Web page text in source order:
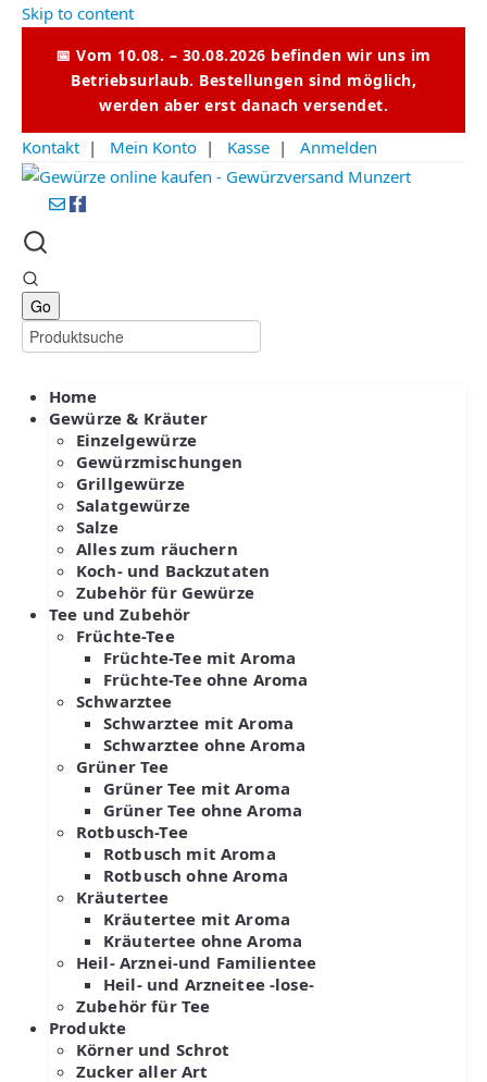
Skip to content
📅 Vom 10.08. – 30.08.2026 befinden wir uns im
Betriebsurlaub. Bestellungen sind möglich,
werden aber erst danach versendet.
Kontakt | Mein Konto | Kasse | Anmelden
Home
Gewürze & Kräuter
Einzelgewürze
Gewürzmischungen
Grillgewürze
Salatgewürze
Salze
Alles zum räuchern
Koch- und Backzutaten
Zubehör für Gewürze
Tee und Zubehör
Früchte-Tee
Früchte-Tee mit Aroma
Früchte-Tee ohne Aroma
Schwarztee
Schwarztee mit Aroma
Schwarztee ohne Aroma
Grüner Tee
Grüner Tee mit Aroma
Grüner Tee ohne Aroma
Rotbusch-Tee
Rotbusch mit Aroma
Rotbusch ohne Aroma
Kräutertee
Kräutertee mit Aroma
Kräutertee ohne Aroma
Heil- Arznei-und Familientee
Heil- und Arzneitee -lose-
Zubehör für Tee
Produkte
Körner und Schrot
Zucker aller Art